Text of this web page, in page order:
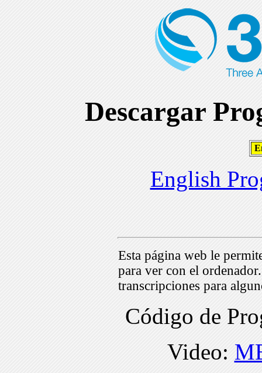
Descargar
English
Esta página web le
para ver con el
transcripciones para
Código de
Video: